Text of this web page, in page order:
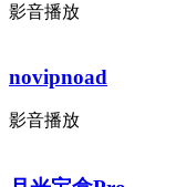
影音播放
novipnoad
影音播放